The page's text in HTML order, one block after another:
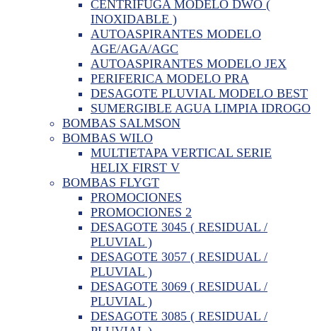
CENTRIFUGA MODELO DWO (
INOXIDABLE )
AUTOASPIRANTES MODELO
AGE/AGA/AGC
AUTOASPIRANTES MODELO JEX
PERIFERICA MODELO PRA
DESAGOTE PLUVIAL MODELO BEST
SUMERGIBLE AGUA LIMPIA IDROGO
BOMBAS SALMSON
BOMBAS WILO
MULTIETAPA VERTICAL SERIE
HELIX FIRST V
BOMBAS FLYGT
PROMOCIONES
PROMOCIONES 2
DESAGOTE 3045 ( RESIDUAL /
PLUVIAL )
DESAGOTE 3057 ( RESIDUAL /
PLUVIAL )
DESAGOTE 3069 ( RESIDUAL /
PLUVIAL )
DESAGOTE 3085 ( RESIDUAL /